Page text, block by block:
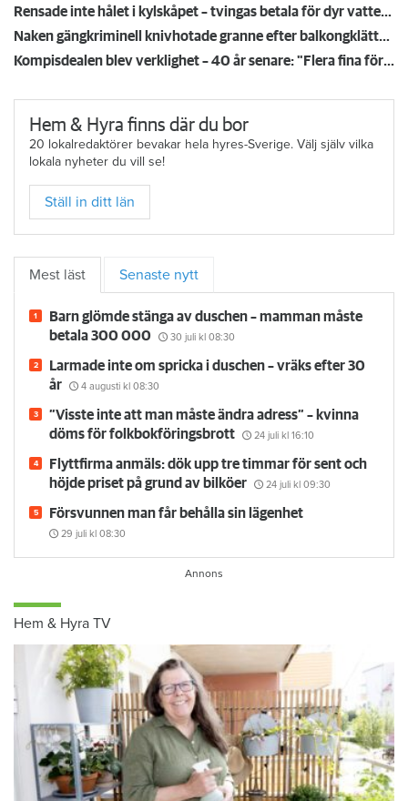
Satte på vattnet och somnade – vaknade upp av översvämning hos grannen
Naken gängkriminell knivhotade granne efter balkongklättring
Hem & Hyra finns där du bor
20 lokalredaktörer bevakar hela hyres-Sverige. Välj själv vilka
lokala nyheter du vill se!
Ställ in ditt län
Senaste nytt
Barn glömde stänga av duschen – mamman måste
betala 300 000
30 juli kl 08:30
Larmade inte om spricka i duschen – vräks efter 30
år
4 augusti kl 08:30
”Visste inte att man måste ändra adress” – kvinna
döms för folkbokföringsbrott
kl 16:10
Flyttfirma anmäls: dök upp tre timmar för sent och
höjde priset på grund av bilköer
24 juli kl 09:30
Försvunnen man får behålla sin lägenhet
29 juli kl 08:30
Hem & Hyra TV